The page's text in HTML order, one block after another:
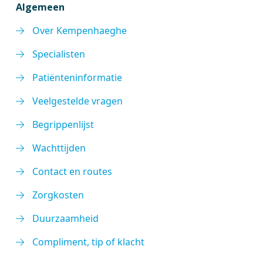
Algemeen
Over Kempenhaeghe
Specialisten
Patiënteninformatie
Veelgestelde vragen
Begrippenlijst
Wachttijden
Contact en routes
Zorgkosten
Duurzaamheid
Compliment, tip of klacht